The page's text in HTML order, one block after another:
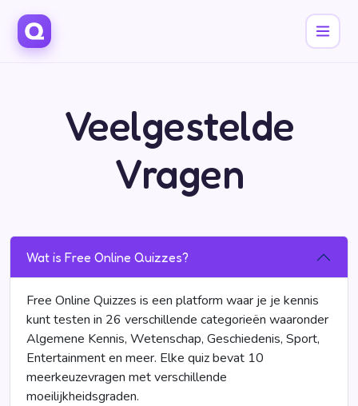
Veelgestelde
Vragen
Wat is Free Online Quizzes?
Free Online Quizzes is een platform waar je je kennis
kunt testen in 26 verschillende categorieën waaronder
Algemene Kennis, Wetenschap, Geschiedenis, Sport,
Entertainment en meer. Elke quiz bevat 10
meerkeuzevragen met verschillende
moeilijkheidsgraden.